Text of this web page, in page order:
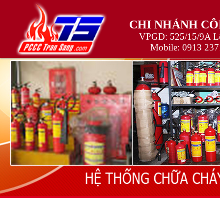
CHI NHÁNH
VPGD: 525/15/9A
Mobile: 0913